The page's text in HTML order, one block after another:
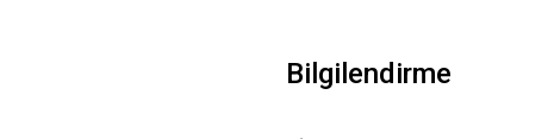
Bilgilendirme